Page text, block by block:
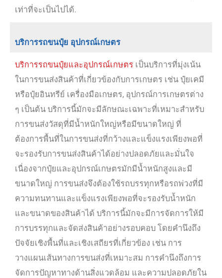
เท่าที่จะเป็นไปได้.
บริการรถขนปุ๋ย อุปกรณ์เกษตร
บริการรถขนปุ๋ยและอุปกรณ์เกษตร เป็นบริการที่มุ่งเน้น
ในการขนส่งสินค้าที่เกี่ยวข้องกับการเกษตร เช่น ปุ๋ยเคมี
หรือปุ๋ยอินทรีย์ เครื่องมือเกษตร, อุปกรณ์การเกษตรต่าง
ๆ เป็นต้น บริการนี้มักจะมีลักษณะเฉพาะที่เหมาะสำหรับ
การขนส่งวัสดุที่มีน้ำหนักใหญ่หรือมีขนาดใหญ่ ที่
ต้องการพื้นที่ในการขนส่งที่กว้างและแข็งแรงเพียงพอที่
จะรองรับการขนส่งสินค้าได้อย่างปลอดภัยและมั่นใจ
เนื่องจากปุ๋ยและอุปกรณ์เกษตรมักมีน้ำหนักสูงและมี
ขนาดใหญ่ การขนส่งจึงต้องใช้รถบรรทุกหรือรถพ่วงที่มี
ความทนทานและแข็งแรงเพียงพอที่จะรองรับน้ำหนัก
และขนาดของสินค้าได้ บริการนี้มักจะมีการจัดการให้มี
การบรรทุกและจัดส่งสินค้าอย่างรอบคอบ โดยคำนึงถึง
ปัจจัยเชิงพื้นที่และเชิงเสถียรที่เกี่ยวข้อง เช่น การ
วางแผนเส้นทางการขนส่งที่เหมาะสม การคำนึงถึงการ
จัดการปัญหาทางด้านสิ่งแวดล้อม และความปลอดภัยใน